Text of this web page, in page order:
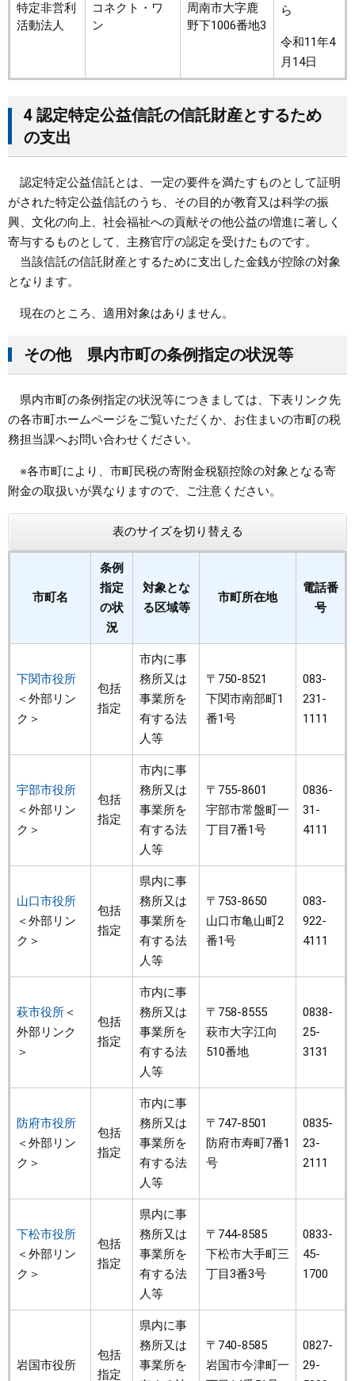
特定非営利
活動法人
コネクト・ワ
ン
周南市大字鹿
野下1006番地3
ら
令和11年4
月14日
4 認定特定公益信託の信託財産とするため
の支出
認定特定公益信託とは、一定の要件を満たすものとして証明
がされた特定公益信託のうち、その目的が教育又は科学の振
興、文化の向上、社会福祉への貢献その他公益の増進に著しく
寄与するものとして、主務官庁の認定を受けたものです。
当該信託の信託財産とするために支出した金銭が控除の対象
となります。
現在のところ、適用対象はありません。
その他 県内市町の条例指定の状況等
県内市町の条例指定の状況等につきましては、下表リンク先
の各市町ホームページをご覧いただくか、お住まいの市町の税
務担当課へお問い合わせください。
※各市町により、市町民税の寄附金税額控除の対象となる寄
附金の取扱いが異なりますので、ご注意ください。
表のサイズを切り替える
市町名
条例
指定
の状
況
対象とな
る区域等
市町所在地
電話番
号
下関市役所
＜外部リン
ク＞
包括
指定
市内に事
務所又は
事業所を
有する法
人等
〒750-8521
下関市南部町1
番1号
083-
231-
1111
宇部市役所
＜外部リン
ク＞
包括
指定
市内に事
務所又は
事業所を
有する法
人等
〒755-8601
宇部市常盤町一
丁目7番1号
0836-
31-
4111
山口市役所
＜外部リン
ク＞
包括
指定
県内に事
務所又は
事業所を
有する法
人等
〒753-8650
山口市亀山町2
番1号
083-
922-
4111
萩市役所＜
外部リンク
＞
包括
指定
市内に事
務所又は
事業所を
有する法
人等
〒758-8555
萩市大字江向
510番地
0838-
25-
3131
防府市役所
＜外部リン
ク＞
包括
指定
市内に事
務所又は
事業所を
有する法
人等
〒747-8501
防府市寿町7番1
号
0835-
23-
2111
下松市役所
＜外部リン
ク＞
包括
指定
県内に事
務所又は
事業所を
有する法
人等
〒744-8585
下松市大手町三
丁目3番3号
0833-
45-
1700
岩国市役所
包括
指定
県内に事
務所又は
事業所を
〒740-8585
岩国市今津町一
0827-
29-